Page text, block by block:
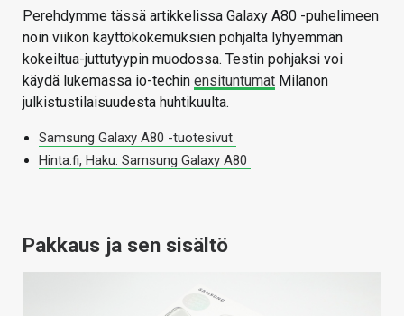
Perehdymme tässä artikkelissa Galaxy A80 -puhelimeen
noin viikon käyttökokemuksien pohjalta lyhyemmän
kokeiltua-juttutyypin muodossa. Testin pohjaksi voi
käydä lukemassa io-techin ensituntumat Milanon
julkistustilaisuudesta huhtikuulta.
Samsung Galaxy A80 -tuotesivut
Hinta.fi, Haku: Samsung Galaxy A80
Pakkaus ja sen sisältö